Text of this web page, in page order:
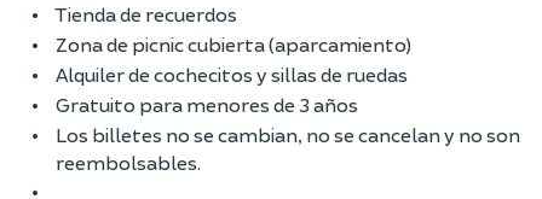
Tienda de recuerdos
Zona de picnic cubierta (aparcamiento)
Alquiler de cochecitos y sillas de ruedas
Gratuito para menores de 3 años
Los billetes no se cambian, no se cancelan y no son
reembolsables.